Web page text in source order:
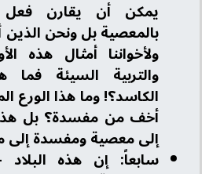
يمكن أن يقارن
بالمعصية بل ونحن الذين
ولأخواننا أمثال هذه
والتربية السيئة فما
الكاسد؟! وما هذا الورع
أخف من مفسدة؟ بل
إلى معصية ومفسدة
سابعاً: إن هذه البلاد